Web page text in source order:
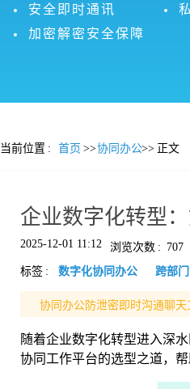
安全即时通讯
加密解密安全保障
当前位置 : 首页 >>协同办公>> 正文
企业数字化转型
2025-12-01 11:12 浏览次数 : 707
标签 : 数字化协同办公 跨部
协同办公防泄密即时沟通聊
随着企业数字化转型进入深
协同工作平台的选型之道，